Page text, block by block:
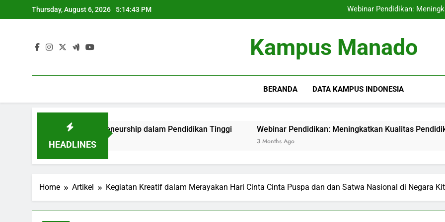
to
Thursday, August 6, 2026 5:14:44 PM
Webinar Pendidikan:
Taktik Optimal
Webinar Pendidikan:
Taktik Optimal
Kampus Manado
BERANDA DATA KAMPUS INDONESIA
HEADLINES
dan Entrepreneurship dalam Pendidikan Tinggi Webinar Pendidikan: Meningkatkan Kualitas Pendidikan melalui
Home Artikel Kegiatan Kreatif dalam Merayakan Hari Cinta Cinta Puspa dan dan Satwa Nasional di Negara